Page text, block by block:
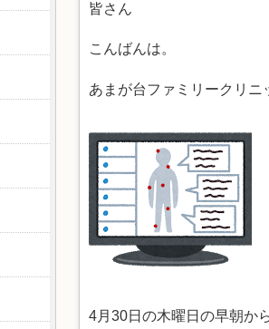
皆さん
こんばんは。
あまが台ファミリークリニ
4月30日の木曜日の早朝か